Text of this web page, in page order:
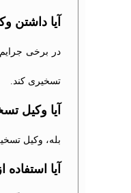
آیا داشتن
در برخی
تسخیری کند.
آیا وکیل
بله، وکیل
آیا